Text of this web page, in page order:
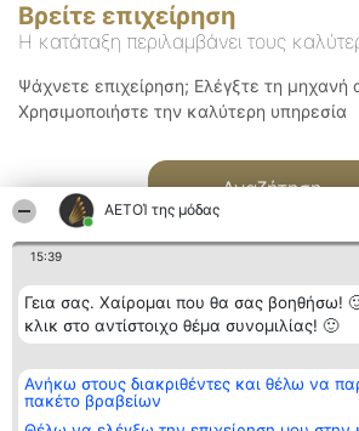
ΑΕΤΟΊ της μόδας
15:39
Γεια σας. Χαίρομαι που θα σας βοηθήσω!
κλικ στο αντίστοιχο θέμα συνομιλίας! 🙂
Ανήκω στους διακριθέντες και θέλω να
πακέτο βραβείων
Βρείτε επιχείρηση
Η κατάταξη περιλαμβάνει τους
Ψάχνετε επιχείρηση; Ελέγξτε τη μηχανή
Χρησιμοποιήστε την καλύτερη υπηρεσία
Αναζήτηση
Διοργανωτής της
κατάταξης
BEAUTIFUL COMPANY
Κατάταξη
Διακριθέντες
των